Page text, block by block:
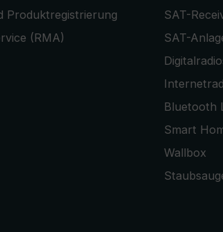
Produktregistrierung
(RMA)
SAT-
SAT-
Bluetooth
Smart
Wallbox